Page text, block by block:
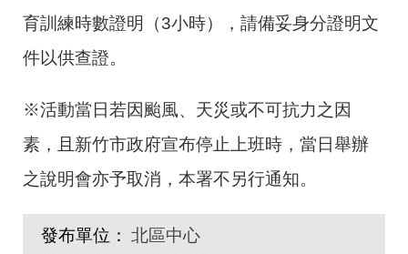
育訓練時數證明（3小時），請備妥身分證明文
件以供查證。
※活動當日若因颱風、天災或不可抗力之因
素，且新竹市政府宣布停止上班時，當日舉辦
之說明會亦予取消，本署不另行通知。
發布單位： 北區中心